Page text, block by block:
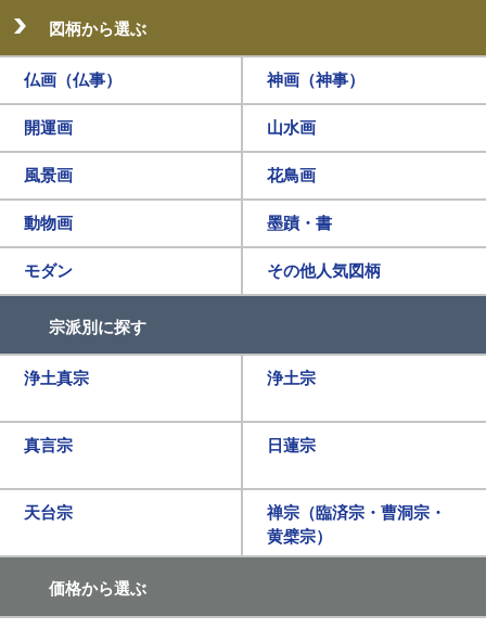
図柄から選ぶ
仏画（仏事） 神画（神事）
開運画 山水画
風景画 花鳥画
動物画 墨蹟・書
モダン その他人気図柄
宗派別に探す
浄土真宗 浄土宗
真言宗 日蓮宗
天台宗
禅宗（臨済宗・曹洞宗・
黄檗宗）
価格から選ぶ